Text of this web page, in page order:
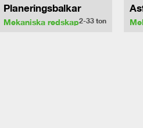
Planeringsbalkar
Mekaniska redskap2-33ton